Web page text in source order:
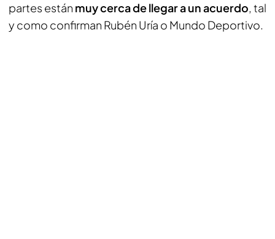
partes están muy cerca de llegar a un acuerdo, tal
y como confirman Rubén Uría o Mundo Deportivo.